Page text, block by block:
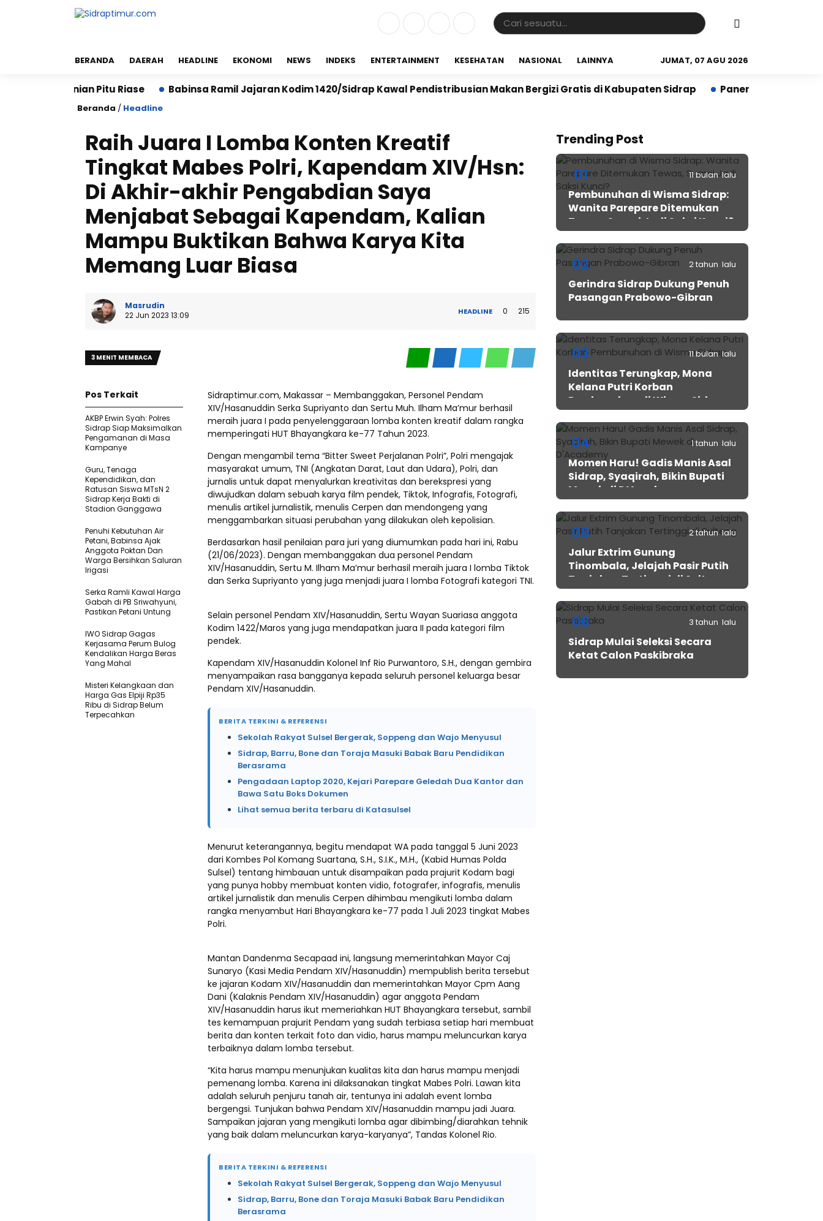
BERANDA DAERAH HEADLINE EKONOMI NEWS INDEKS ENTERTAINMENT KESEHATAN NASIONAL LAINNYA JUMAT, 07 AGU 2026
Pitu Riase Babinsa Ramil Jajaran Kodim 1420/Sidrap Kawal Pendistribusian Makan Bergizi Gratis di Kabupaten Sidrap Panen PM-AAS Sidrap Lampaui
Beranda / Headline
Raih Juara I Lomba Konten Kreatif
Tingkat Mabes Polri, Kapendam XIV/Hsn:
Di Akhir-akhir Pengabdian Saya
Menjabat Sebagai Kapendam, Kalian
Mampu Buktikan Bahwa Karya Kita
Memang Luar Biasa
Masrudin
22 Jun 2023 13:09
HEADLINE 0 215
3 MENIT MEMBACA
Sidraptimur.com, Makassar – Membanggakan, Personel Pendam
XIV/Hasanuddin Serka Supriyanto dan Sertu Muh. Ilham Ma’mur berhasil
meraih juara I pada penyelenggaraan lomba konten kreatif dalam rangka
memperingati HUT Bhayangkara ke-77 Tahun 2023.
Dengan mengambil tema “Bitter Sweet Perjalanan Polri”, Polri mengajak
masyarakat umum, TNI (Angkatan Darat, Laut dan Udara), Polri, dan
jurnalis untuk dapat menyalurkan kreativitas dan berekspresi yang
diwujudkan dalam sebuah karya film pendek, Tiktok, Infografis, Fotografi,
menulis artikel jurnalistik, menulis Cerpen dan mendongeng yang
menggambarkan situasi perubahan yang dilakukan oleh kepolisian.
Berdasarkan hasil penilaian para juri yang diumumkan pada hari ini, Rabu
(21/06/2023). Dengan membanggakan dua personel Pendam
XIV/Hasanuddin, Sertu M. Ilham Ma’mur berhasil meraih juara I lomba Tiktok
dan Serka Supriyanto yang juga menjadi juara I lomba Fotografi kategori TNI.
Selain personel Pendam XIV/Hasanuddin, Sertu Wayan Suariasa anggota
Kodim 1422/Maros yang juga mendapatkan juara II pada kategori film
pendek.
Kapendam XIV/Hasanuddin Kolonel Inf Rio Purwantoro, S.H., dengan gembira
menyampaikan rasa bangganya kepada seluruh personel keluarga besar
Pendam XIV/Hasanuddin.
BERITA TERKINI & REFERENSI
Sekolah Rakyat Sulsel Bergerak, Soppeng dan Wajo Menyusul
Sidrap, Barru, Bone dan Toraja Masuki Babak Baru Pendidikan
Berasrama
Pengadaan Laptop 2020, Kejari Parepare Geledah Dua Kantor dan
Bawa Satu Boks Dokumen
Lihat semua berita terbaru di Katasulsel
Menurut keterangannya, begitu mendapat WA pada tanggal 5 Juni 2023
dari Kombes Pol Komang Suartana, S.H., S.I.K., M.H., (Kabid Humas Polda
Sulsel) tentang himbauan untuk disampaikan pada prajurit Kodam bagi
yang punya hobby membuat konten vidio, fotografer, infografis, menulis
artikel jurnalistik dan menulis Cerpen dihimbau mengikuti lomba dalam
rangka menyambut Hari Bhayangkara ke-77 pada 1 Juli 2023 tingkat Mabes
Polri.
Mantan Dandenma Secapaad ini, langsung memerintahkan Mayor Caj
Sunaryo (Kasi Media Pendam XIV/Hasanuddin) mempublish berita tersebut
ke jajaran Kodam XIV/Hasanuddin dan memerintahkan Mayor Cpm Aang
Dani (Kalaknis Pendam XIV/Hasanuddin) agar anggota Pendam
XIV/Hasanuddin harus ikut memeriahkan HUT Bhayangkara tersebut, sambil
tes kemampuan prajurit Pendam yang sudah terbiasa setiap hari membuat
berita dan konten terkait foto dan vidio, harus mampu meluncurkan karya
terbaiknya dalam lomba tersebut.
“Kita harus mampu menunjukan kualitas kita dan harus mampu menjadi
pemenang lomba. Karena ini dilaksanakan tingkat Mabes Polri. Lawan kita
adalah seluruh penjuru tanah air, tentunya ini adalah event lomba
bergengsi. Tunjukan bahwa Pendam XIV/Hasanuddin mampu jadi Juara.
Sampaikan jajaran yang mengikuti lomba agar dibimbing/diarahkan tehnik
yang baik dalam meluncurkan karya-karyanya”, Tandas Kolonel Rio.
BERITA TERKINI & REFERENSI
Sekolah Rakyat Sulsel Bergerak, Soppeng dan Wajo Menyusul
Sidrap, Barru, Bone dan Toraja Masuki Babak Baru Pendidikan
Berasrama
Pos Terkait
AKBP Erwin Syah: Polres
Sidrap Siap Maksimalkan
Pengamanan di Masa
Kampanye
Guru, Tenaga
Kependidikan, dan
Ratusan Siswa MTsN 2
Sidrap Kerja Bakti di
Stadion Ganggawa
Penuhi Kebutuhan Air
Petani, Babinsa Ajak
Anggota Poktan Dan
Warga Bersihkan Saluran
Irigasi
Serka Ramli Kawal Harga
Gabah di PB Sriwahyuni,
Pastikan Petani Untung
IWO Sidrap Gagas
Kerjasama Perum Bulog
Kendalikan Harga Beras
Yang Mahal
Misteri Kelangkaan dan
Harga Gas Elpiji Rp35
Ribu di Sidrap Belum
Terpecahkan
Trending Post
01 11 bulan lalu
Pembunuhan di Wisma Sidrap:
Wanita Parepare Ditemukan
Tewas, Suami Jadi Saksi Kunci?
02 2 tahun lalu
Gerindra Sidrap Dukung Penuh
Pasangan Prabowo-Gibran
03 11 bulan lalu
Identitas Terungkap, Mona
Kelana Putri Korban
Pembunuhan di Wisma Sidrap
04 1 tahun lalu
Momen Haru! Gadis Manis Asal
Sidrap, Syaqirah, Bikin Bupati
Mewek di D’Academy​
05 2 tahun lalu
Jalur Extrim Gunung
Tinombala, Jelajah Pasir Putih
Tanjakan Tertinggi di Sulteng
06 3 tahun lalu
Sidrap Mulai Seleksi Secara
Ketat Calon Paskibraka